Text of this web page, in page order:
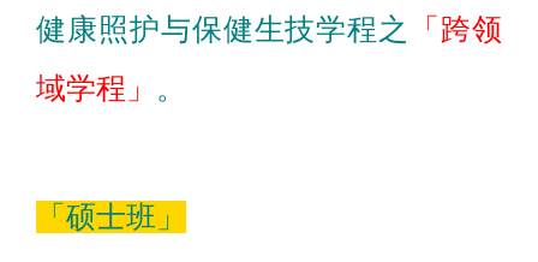
健康照护与保健生技学程之
「 跨领
域学程 」 。
「硕士班」